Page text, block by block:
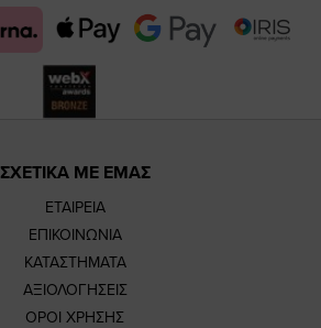
pagepage
ΣΧΕΤΙΚΑ ΜΕ ΕΜΑΣ
ΕΤΑΙΡΕΙΑ
ΕΠΙΚΟΙΝΩΝΙΑ
ΚΑΤΑΣΤΗΜΑΤΑ
ΑΞΙΟΛΟΓΗΣΕΙΣ
ΟΡΟΙ ΧΡΗΣΗΣ